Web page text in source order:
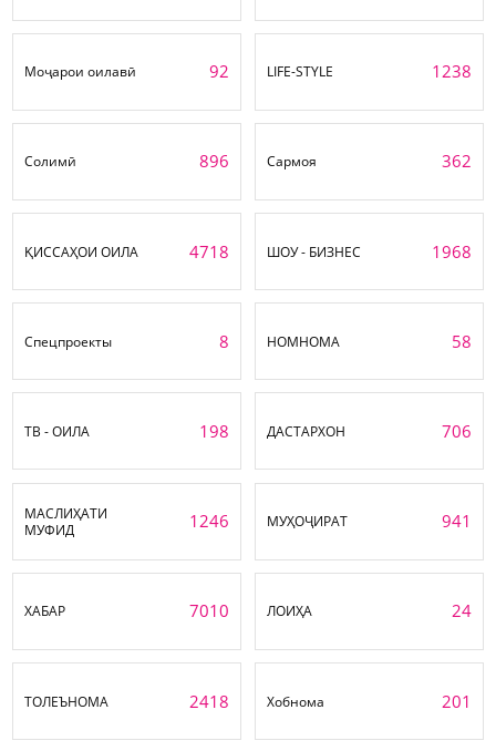
Моҷарои оилавӣ 92 LIFE-STYLE 1238
Солимӣ 896 Сармоя 362
ҚИССАҲОИ ОИЛА 4718 ШОУ - БИЗНЕС 1968
Спецпроекты 8 НОМНОМА 58
ТВ - ОИЛА 198 ДАСТАРХОН 706
МАСЛИҲАТИ
МУФИД
1246 МУҲОҶИРАТ 941
ХАБАР 7010 ЛОИҲА 24
ТОЛЕЪНОМА 2418 Хобнома 201